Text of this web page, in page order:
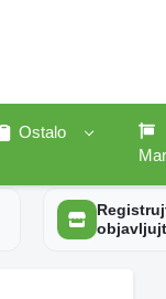
Ostalo